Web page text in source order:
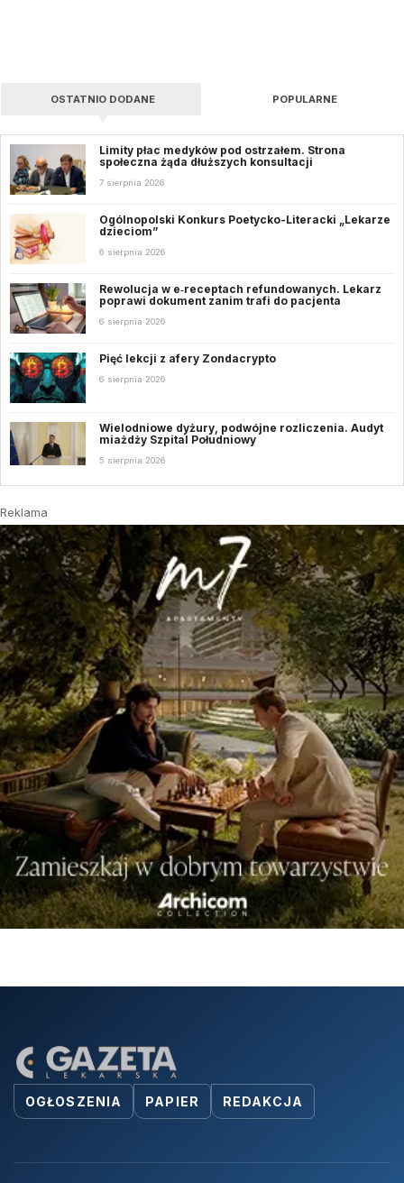
OSTATNIO DODANE POPULARNE
Limity płac medyków pod ostrzałem. Strona
społeczna żąda dłuższych konsultacji
7 sierpnia 2026
Ogólnopolski Konkurs Poetycko-Literacki „Lekarze
dzieciom”
6 sierpnia 2026
Rewolucja w e‑receptach refundowanych. Lekarz
poprawi dokument zanim trafi do pacjenta
6 sierpnia 2026
Pięć lekcji z afery Zondacrypto
6 sierpnia 2026
Wielodniowe dyżury, podwójne rozliczenia. Audyt
miażdży Szpital Południowy
5 sierpnia 2026
Reklama
OGŁOSZENIA PAPIER REDAKCJA